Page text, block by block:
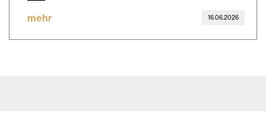
mehr 16.06.2026